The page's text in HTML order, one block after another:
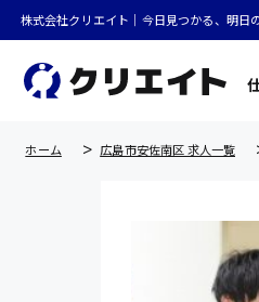
株式会社クリエイト｜今日見つかる、明日
ホーム 広島市安佐南区 求人一覧